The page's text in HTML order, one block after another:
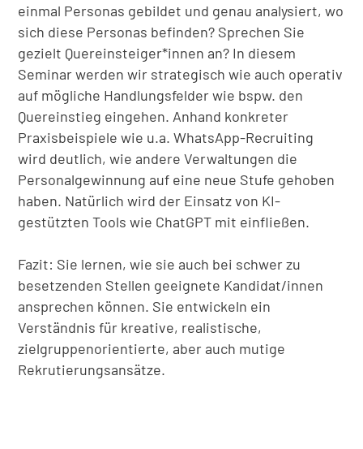
einmal Personas gebildet und genau analysiert, wo
sich diese Personas befinden? Sprechen Sie
gezielt Quereinsteiger*innen an? In diesem
Seminar werden wir strategisch wie auch operativ
auf mögliche Handlungsfelder wie bspw. den
Quereinstieg eingehen. Anhand konkreter
Praxisbeispiele wie u.a. WhatsApp-Recruiting
wird deutlich, wie andere Verwaltungen die
Personalgewinnung auf eine neue Stufe gehoben
haben. Natürlich wird der Einsatz von KI-
gestützten Tools wie ChatGPT mit einfließen.
Fazit: Sie lernen, wie sie auch bei schwer zu
besetzenden Stellen geeignete Kandidat/innen
ansprechen können. Sie entwickeln ein
Verständnis für kreative, realistische,
zielgruppenorientierte, aber auch mutige
Rekrutierungsansätze.